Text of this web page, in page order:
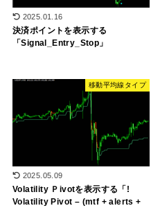
2025.01.16
決済ポイントを表示する
「Signal_Entry_Stop」
移動平均線タイプ
2025.05.09
Volatility Ｐivotを表示する「!
Volatility Pivot – (mtf + alerts +